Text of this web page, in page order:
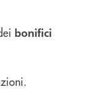
bonifici